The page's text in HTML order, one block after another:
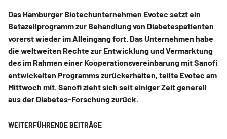
Das Hamburger Biotechunternehmen Evotec setzt ein
Betazellprogramm zur Behandlung von Diabetespatienten
vorerst wieder im Alleingang fort. Das Unternehmen habe
die weltweiten Rechte zur Entwicklung und Vermarktung
des im Rahmen einer Kooperationsvereinbarung mit Sanofi
entwickelten Programms zurückerhalten, teilte Evotec am
Mittwoch mit. Sanofi zieht sich seit einiger Zeit generell
aus der Diabetes-Forschung zurück.